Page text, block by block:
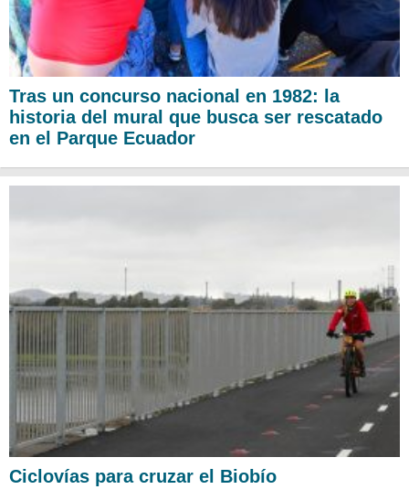
Tras un concurso nacional en 1982: la
historia del mural que busca ser rescatado
en el Parque Ecuador
Ciclovías para cruzar el Biobío